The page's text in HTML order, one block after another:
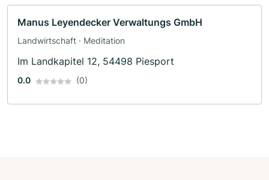
Manus Leyendecker Verwaltungs GmbH
Landwirtschaft · Meditation
Im Landkapitel 12, 54498 Piesport
0.0 (0)